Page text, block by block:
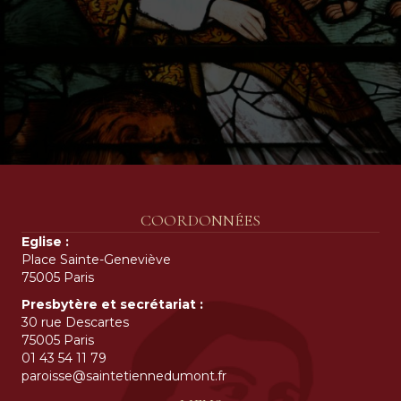
COORDONNÉES
Eglise :
Place Sainte-Geneviève
75005 Paris
Presbytère et secrétariat :
30 rue Descartes
75005 Paris
01 43 54 11 79
paroisse@saintetiennedumont.fr